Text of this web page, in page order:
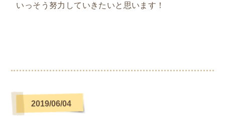
いっそう努力していきたいと思います！
2019/06/04